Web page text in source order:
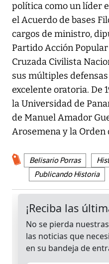
política como un líder
el Acuerdo de bases
cargos de ministro,
Partido Acción
Cruzada Civilista
sus múltiples
excelente oratoria. De
la Universidad de
de Manuel Amador
Arosemena y la Orden
Belisario Porras
Publicando Historia